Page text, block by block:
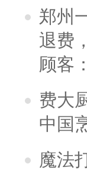
郑州
退费
顾客
费大
中国
魔法